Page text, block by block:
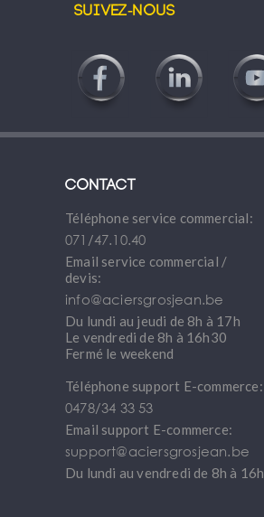
Suivez-nous
Contact
Téléphone service commercial:
071/47.10.40
Email service commercial /
devis:
info@aciersgrosjean.be
Du lundi au jeudi de 8h à 17h
Le vendredi de 8h à 16h30
Fermé le weekend
Téléphone support E-commerce:
0478/34 33 53
Email support E-commerce:
support@aciersgrosjean.be
Du lundi au vendredi de 8h à 16h